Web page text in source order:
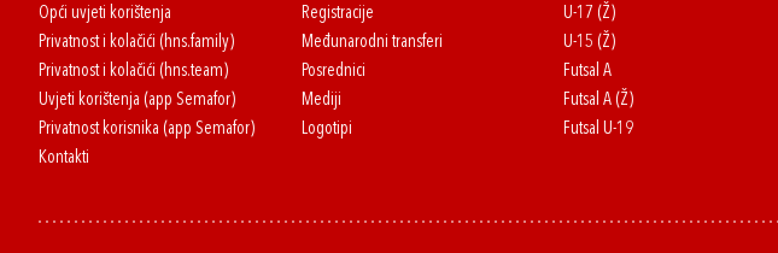
Opći uvjeti korištenja
Privatnost i kolačići (hns.family)
Privatnost i kolačići (hns.team)
Uvjeti korištenja (app Semafor)
Privatnost korisnika (app Semafor)
Kontakti
Registracije
Međunarodni transferi
Posrednici
Mediji
Logotipi
U-17 (Ž)
U-15 (Ž)
Futsal A
Futsal A (Ž)
Futsal U-19